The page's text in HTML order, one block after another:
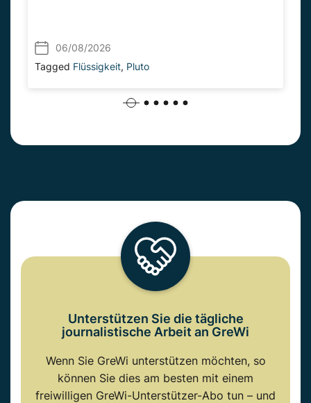
06/08/2026
Tagged Flüssigkeit, Pluto
Unterstützen Sie die tägliche
journalistische Arbeit an GreWi
Wenn Sie GreWi unterstützen möchten, so
können Sie dies am besten mit einem
freiwilligen GreWi-Unterstützer-Abo tun – und